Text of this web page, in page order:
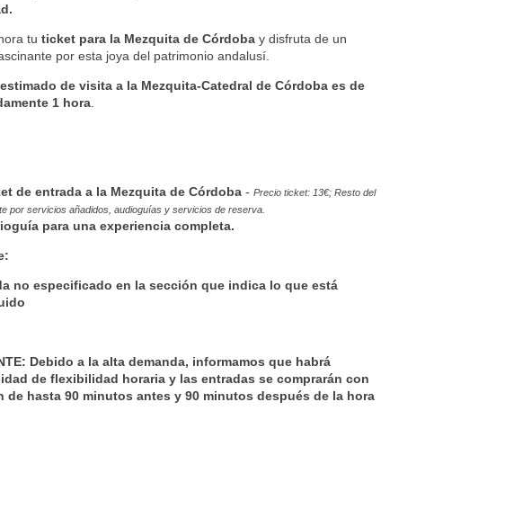
tu ticket para la Mezquita de Córdoba y disfruta de un
por esta joya del patrimonio andalusí.
de visita a la Mezquita-Catedral de Córdoba es de
1 hora
de entrada a la Mezquita de Córdoba - Precio ticket: 13€; Resto del
por servicios añadidos, audioguías y servicios de reserva.
para una experiencia completa.
no especificado en la sección que indica lo que está
: Debido a la alta demanda, informamos que habrá
de flexibilidad horaria y las entradas se comprarán con
de hasta 90 minutos antes y 90 minutos después de la hora